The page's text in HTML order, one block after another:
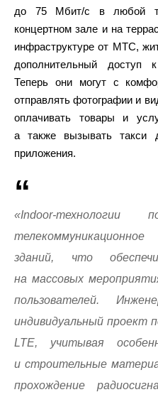
до 75 Мбит/с в любой
концертном зале и на
инфраструктуре от МТС,
дополнительный доступ
Теперь они могут с
отправлять фотографии и
оплачивать товары и
а также вызывать такси
приложения.
«Indoor-технологии
зданий, что
на массовых
пользователей.
индивидуальный проект
LTE, учитывая
и строительные
прохождение